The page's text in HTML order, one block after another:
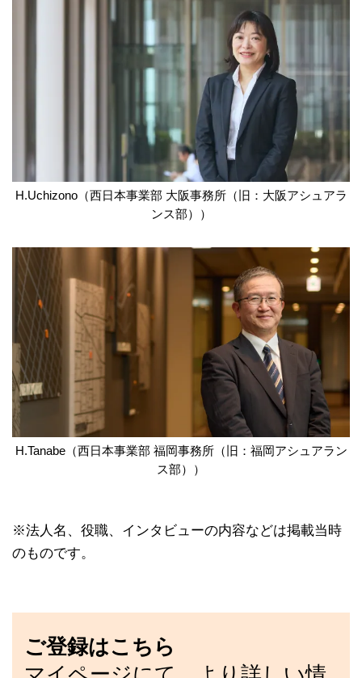
H.Uchizono（西日本事業部 大阪事務所（旧：大阪アシュアラ
ンス部））
H.Tanabe（西日本事業部 福岡事務所（旧：福岡アシュアラン
ス部））
※法人名、役職、インタビューの内容などは掲載当時
のものです。
ご登録はこちら